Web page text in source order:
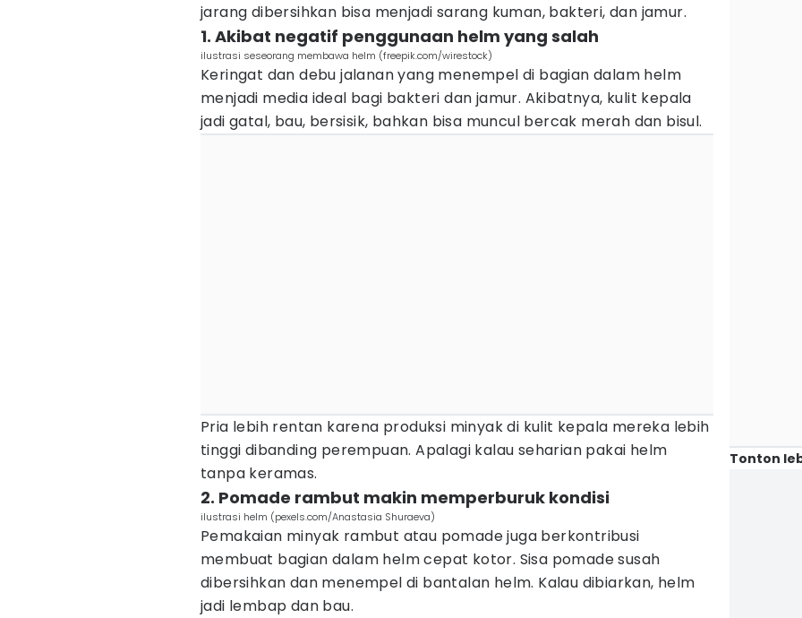
jarang dibersihkan bisa menjadi sarang kuman, bakteri, dan jamur.
1. Akibat negatif penggunaan helm yang salah
ilustrasi seseorang membawa helm (freepik.com/wirestock)
Keringat dan debu jalanan yang menempel di bagian dalam helm
menjadi media ideal bagi bakteri dan jamur. Akibatnya, kulit kepala
jadi gatal, bau, bersisik, bahkan bisa muncul bercak merah dan bisul.
Pria lebih rentan karena produksi minyak di kulit kepala mereka lebih
tinggi dibanding perempuan. Apalagi kalau seharian pakai helm
tanpa keramas.
2. Pomade rambut makin memperburuk kondisi
ilustrasi helm (pexels.com/Anastasia Shuraeva)
Pemakaian minyak rambut atau pomade juga berkontribusi
membuat bagian dalam helm cepat kotor. Sisa pomade susah
dibersihkan dan menempel di bantalan helm. Kalau dibiarkan, helm
jadi lembap dan bau.
Tonton